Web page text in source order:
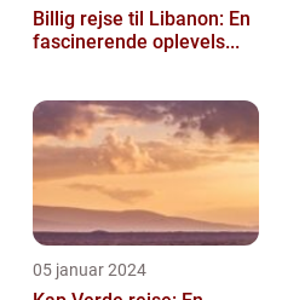
Billig rejse til Libanon: En
fascinerende oplevels...
05 januar 2024